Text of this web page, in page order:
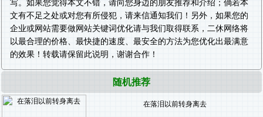
写。如果您觉得本文不错，请向您身边的朋友推荐和介绍；倘若本
文有不足之处或对您有所侵犯，请来信通知我们！另外，如果您的
企业或网站需要做网站关键词优化请与我们取得联系，二休网络将
以最合理的价格、最快捷的速度、最安全的方法为您优化出最满意
的效果！转载请保留此说明，谢谢合作！
随机推荐
在落泪以前转身离去